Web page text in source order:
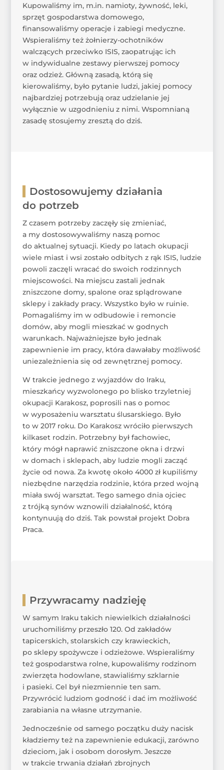
Kupowaliśmy im, m.in. namioty, żywność, leki,
sprzęt gospodarstwa domowego,
finansowaliśmy operacje i zabiegi medyczne.
Wspieraliśmy też żołnierzy-ochotników
walczących przeciwko ISIS, zaopatrując ich
w indywidualne zestawy pierwszej pomocy
oraz odzież. Główną zasadą, którą się
kierowaliśmy, było pytanie ludzi, jakiej pomocy
najbardziej potrzebują oraz udzielanie jej
wyłącznie w uzgodnieniu z nimi. Wspomnianą
zasadę stosujemy zresztą do dziś.
Dostosowujemy działania
do potrzeb
Z czasem potrzeby zaczęły się zmieniać,
a my dostosowywaliśmy naszą pomoc
do aktualnej sytuacji. Kiedy po latach okupacji
wiele miast i wsi zostało odbitych z rąk ISIS, ludzie
powoli zaczęli wracać do swoich rodzinnych
miejscowości. Na miejscu zastali jednak
zniszczone domy, spalone oraz splądrowane
sklepy i zakłady pracy. Wszystko było w ruinie.
Pomagaliśmy im w odbudowie i remoncie
domów, aby mogli mieszkać w godnych
warunkach. Najważniejsze było jednak
zapewnienie im pracy, która dawałaby możliwość
uniezależnienia się od zewnętrznej pomocy.
W trakcie jednego z wyjazdów do Iraku,
mieszkańcy wyzwolonego po blisko trzyletniej
okupacji Karakosz, poprosili nas o pomoc
w wyposażeniu warsztatu ślusarskiego. Było
to w 2017 roku. Do Karakosz wróciło pierwszych
kilkaset rodzin. Potrzebny był fachowiec,
który mógł naprawić zniszczone okna i drzwi
w domach i sklepach, aby ludzie mogli zacząć
życie od nowa. Za kwotę około 4000 zł kupiliśmy
niezbędne narzędzia rodzinie, która przed wojną
miała swój warsztat. Tego samego dnia ojciec
z trójką synów wznowili działalność, którą
kontynuują do dziś. Tak powstał projekt Dobra
Praca.
Przywracamy nadzieję
W samym Iraku takich niewielkich działalności
uruchomiliśmy przeszło 120. Od zakładów
tapicerskich, stolarskich czy krawieckich,
po sklepy spożywcze i odzieżowe. Wspieraliśmy
też gospodarstwa rolne, kupowaliśmy rodzinom
zwierzęta hodowlane, stawialiśmy szklarnie
i pasieki. Cel był niezmiennie ten sam.
Przywrócić ludziom godność i dać im możliwość
zarabiania na własne utrzymanie.
Jednocześnie od samego początku duży nacisk
kładziemy też na zapewnienie edukacji, zarówno
dzieciom, jak i osobom dorosłym. Jeszcze
w trakcie trwania działań zbrojnych